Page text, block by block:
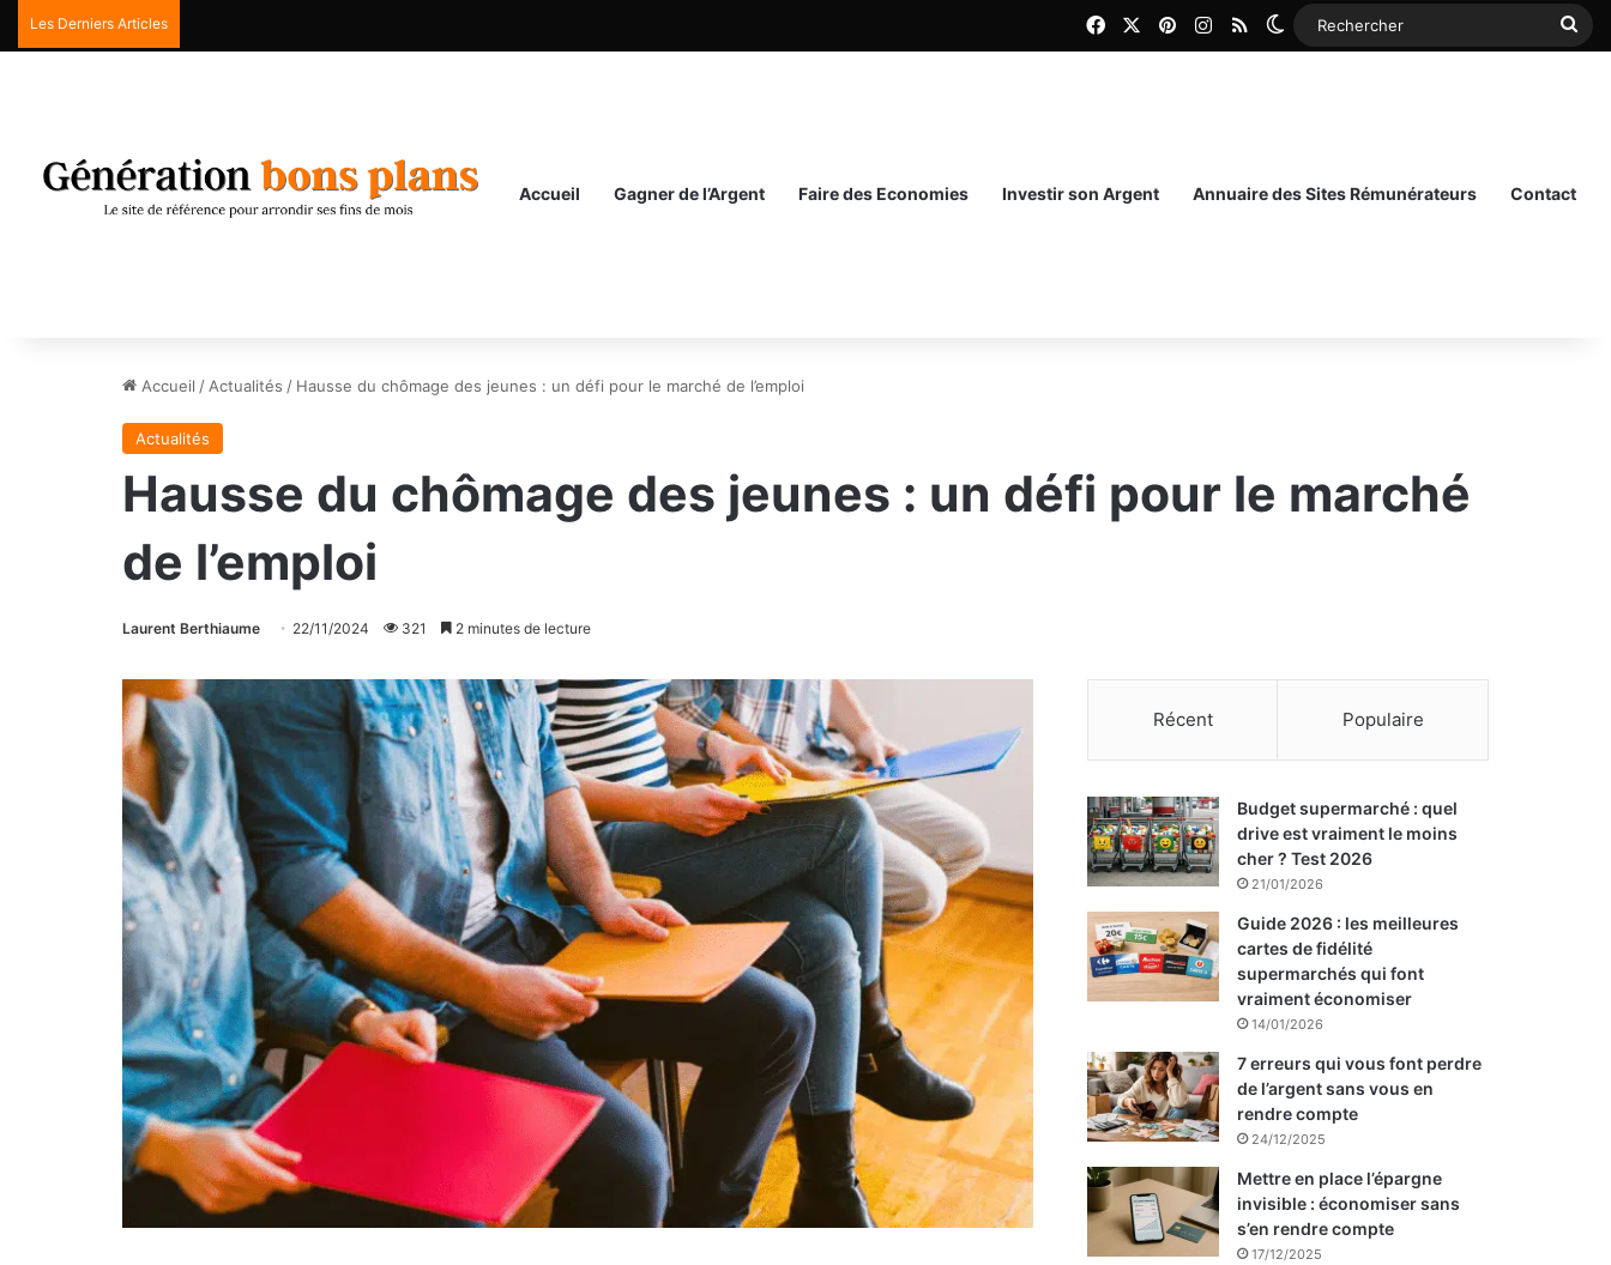
Les Derniers Articles FacebookPinterestInstagram
RSS Switch skin
Accueil Gagner de l’Argent Faire des Economies Investir son Argent Annuaire des Sites Rémunérateurs Contact
Accueil / Actualités / Hausse du chômage des jeunes : un défi pour le marché de l’emploi
Actualités
Hausse du chômage des jeunes : un défi pour le marché
de l’emploi
Laurent Berthiaume 22/11/2024 321 2 minutes de lecture
Récent Populaire
Budget supermarché : quel
drive est vraiment le moins
cher ? Test 2026
21/01/2026
Guide 2026 : les meilleures
cartes de fidélité
supermarchés qui font
vraiment économiser
14/01/2026
7 erreurs qui vous font perdre
de l’argent sans vous en
rendre compte
24/12/2025
Mettre en place l’épargne
invisible : économiser sans
s’en rendre compte
17/12/2025